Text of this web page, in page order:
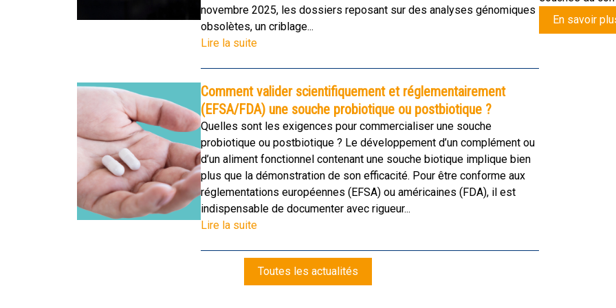
novembre 2025, les dossiers reposant sur des analyses génomiques
obsolètes, un criblage...
Lire la suite
Comment valider scientifiquement et réglementairement
(EFSA/FDA) une souche probiotique ou postbiotique ?
Quelles sont les exigences pour commercialiser une souche
probiotique ou postbiotique ? Le développement d’un complément ou
d’un aliment fonctionnel contenant une souche biotique implique bien
plus que la démonstration de son efficacité. Pour être conforme aux
réglementations européennes (EFSA) ou américaines (FDA), il est
indispensable de documenter avec rigueur...
Lire la suite
Toutes les actualités
En savoir